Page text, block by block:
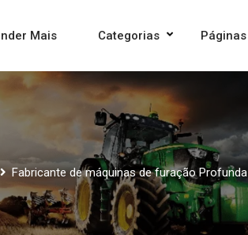
Mais Categorias Páginas
Fabricante de máquinas de furação Profunda